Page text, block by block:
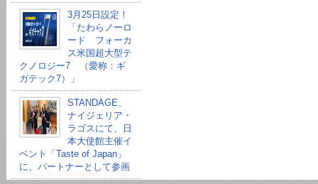
3月25日設定！
「たわらノーロ
ード フォーカ
ス米国超大型テ
クノロジー7 （愛称：ギ
ガテック7）」
STANDAGE、
ナイジェリア・
ラゴスにて、日
本大使館主催イ
ベント「Taste of Japan」
に、パートナーとして参画